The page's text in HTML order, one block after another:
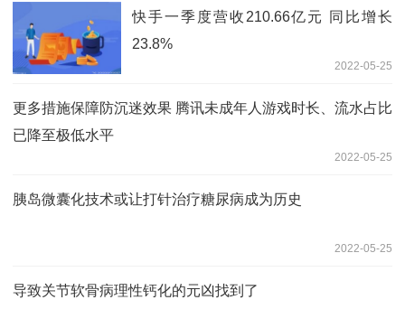
快手一季度营收210.66亿元 同比增长
23.8%
2022-05-25
更多措施保障防沉迷效果 腾讯未成年人游戏时长、流水占比
已降至极低水平
2022-05-25
胰岛微囊化技术或让打针治疗糖尿病成为历史
2022-05-25
导致关节软骨病理性钙化的元凶找到了